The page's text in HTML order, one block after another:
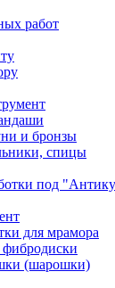
работ
и бронзы
спицы
под
для мрамора
(шарошки)